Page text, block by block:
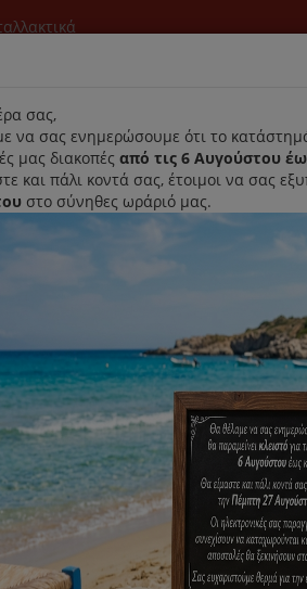
Αρχική
ανά:
σας,
να σας ενημερώσουμε ότι το
μας διακοπές από τις 6 Αυγούστου
και πάλι κοντά σας, έτοιμοι να σας
στο σύνηθες ωράριό μας.